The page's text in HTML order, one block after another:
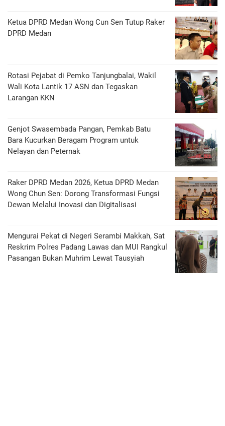
Ketua DPRD Medan Wong Cun Sen Tutup Raker
DPRD Medan
Rotasi Pejabat di Pemko Tanjungbalai, Wakil
Wali Kota Lantik 17 ASN dan Tegaskan
Larangan KKN
Genjot Swasembada Pangan, Pemkab Batu
Bara Kucurkan Beragam Program untuk
Nelayan dan Peternak
Raker DPRD Medan 2026, Ketua DPRD Medan
Wong Chun Sen: Dorong Transformasi Fungsi
Dewan Melalui Inovasi dan Digitalisasi
Mengurai Pekat di Negeri Serambi Makkah, Sat
Reskrim Polres Padang Lawas dan MUI Rangkul
Pasangan Bukan Muhrim Lewat Tausyiah